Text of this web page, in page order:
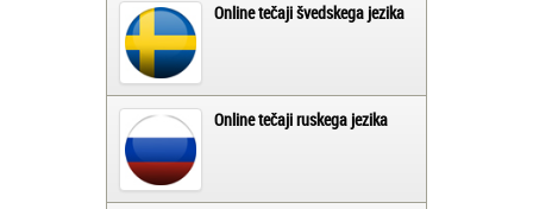
Online tečaji švedskega jezika
Online tečaji ruskega jezika